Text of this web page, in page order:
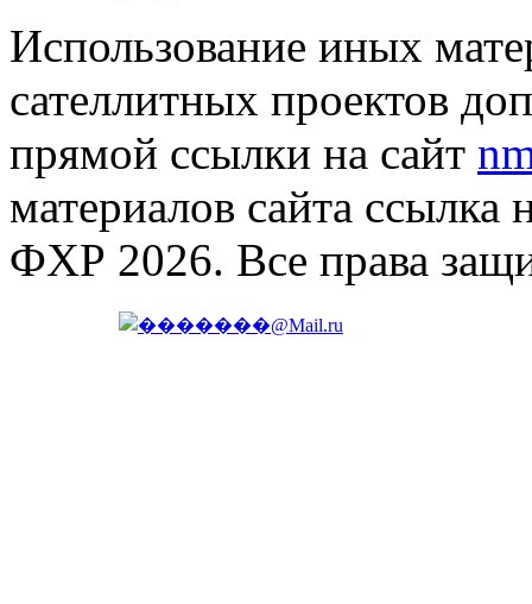
Использование иных
сателлитных проектов
прямой ссылки на сайт
материалов сайта ссылка
ФХР 2026. Все права